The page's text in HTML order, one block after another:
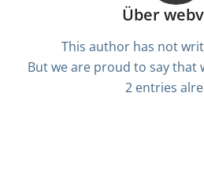
Über
This author has not
But we are proud to say that
2 entries